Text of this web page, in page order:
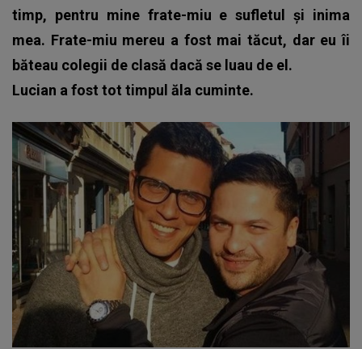
timp, pentru mine frate-miu e sufletul și inima
mea. Frate-miu mereu a fost mai tăcut, dar eu îi
băteau colegii de clasă dacă se luau de el.
Lucian a fost tot timpul ăla cuminte.